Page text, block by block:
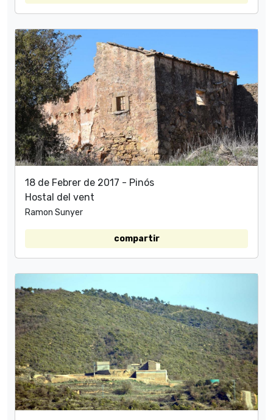
18 de Febrer de 2017 - Pinós
Hostal del vent
Ramon Sunyer
compartir